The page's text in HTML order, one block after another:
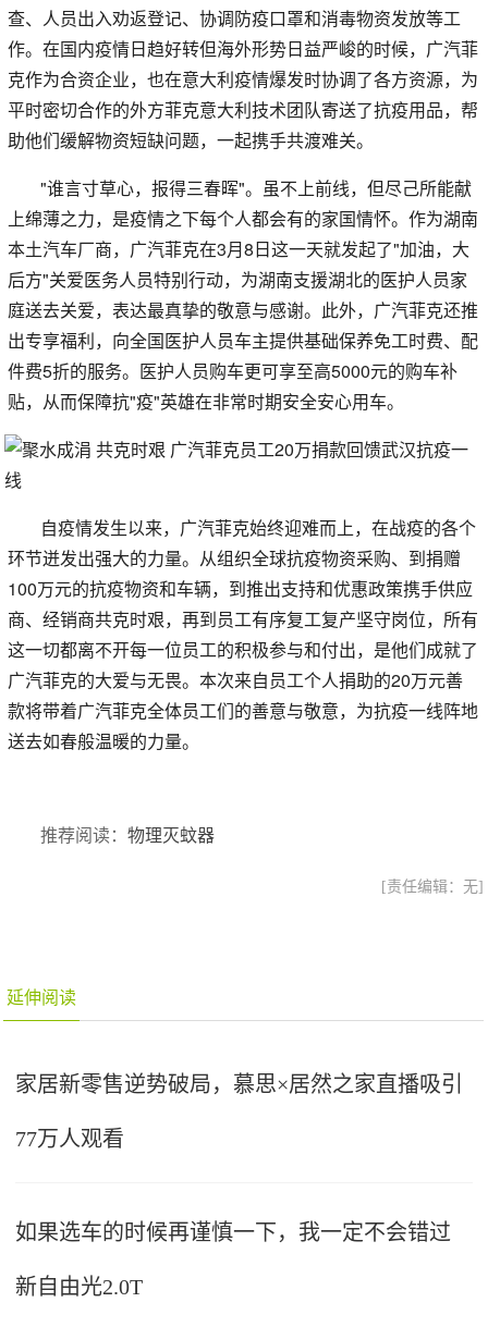
查、人员出入劝返登记、协调防疫口罩和消毒物资发放等工
作。在国内疫情日趋好转但海外形势日益严峻的时候，广汽菲
克作为合资企业，也在意大利疫情爆发时协调了各方资源，为
平时密切合作的外方菲克意大利技术团队寄送了抗疫用品，帮
助他们缓解物资短缺问题，一起携手共渡难关。
"谁言寸草心，报得三春晖"。虽不上前线，但尽己所能献
上绵薄之力，是疫情之下每个人都会有的家国情怀。作为湖南
本土汽车厂商，广汽菲克在3月8日这一天就发起了"加油，大
后方"关爱医务人员特别行动，为湖南支援湖北的医护人员家
庭送去关爱，表达最真挚的敬意与感谢。此外，广汽菲克还推
出专享福利，向全国医护人员车主提供基础保养免工时费、配
件费5折的服务。医护人员购车更可享至高5000元的购车补
贴，从而保障抗"疫"英雄在非常时期安全安心用车。
自疫情发生以来，广汽菲克始终迎难而上，在战疫的各个
环节迸发出强大的力量。从组织全球抗疫物资采购、到捐赠
100万元的抗疫物资和车辆，到推出支持和优惠政策携手供应
商、经销商共克时艰，再到员工有序复工复产坚守岗位，所有
这一切都离不开每一位员工的积极参与和付出，是他们成就了
广汽菲克的大爱与无畏。本次来自员工个人捐助的20万元善
款将带着广汽菲克全体员工们的善意与敬意，为抗疫一线阵地
送去如春般温暖的力量。
推荐阅读：物理灭蚊器
[责任编辑：无]
延伸阅读
家居新零售逆势破局，慕思×居然之家直播吸引
77万人观看
如果选车的时候再谨慎一下，我一定不会错过
新自由光2.0T